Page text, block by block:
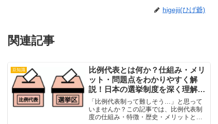
higejii(ひげ爺)
関連記事
豆知識
比例代表とは何か？仕組み・メリ
ット・問題点をわかりやすく解
説！日本の選挙制度を深く理解す
るための完全ガイド
「比例代表制って難しそう…」と思って
いませんか？この記事では、比例代表制
度の仕組み・特徴・歴史・メリットとデ